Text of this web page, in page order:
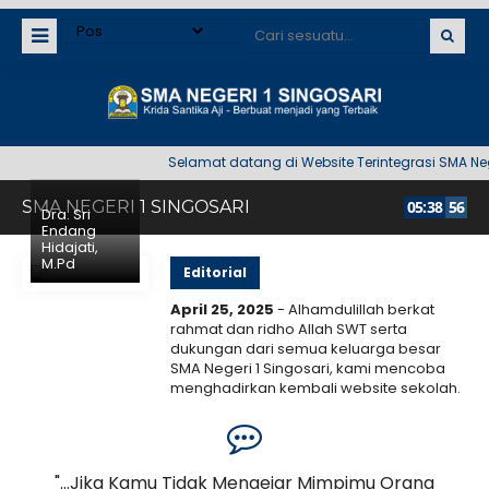
Selamat datang di Website Terintegrasi SMA
SMA NEGERI 1 SINGOSARI 05:38 56
Dra. Sri
Endang
Hidajati,
M.Pd Editorial
April 25, 2025 - Alhamdulillah berkat
rahmat dan ridho Allah SWT serta
dukungan dari semua keluarga besar
SMA Negeri 1 Singosari, kami mencoba
menghadirkan kembali website sekolah.
banyak..Selengkapnya
"...Jika Kamu Tidak Mengejar Mimpimu Orang
SMANESI Bersimfoni Senja
dalam Blessing Mini